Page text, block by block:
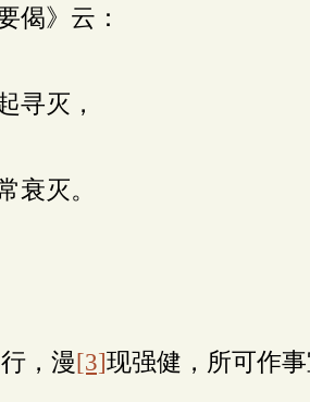
偈》云：
寻灭，
衰灭。
，漫[3]现强健，所可作事